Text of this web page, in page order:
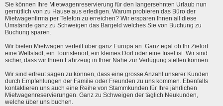
Sie können Ihre Mietwagenreservierung für den langersehnten Urlaub nun
gemütlich von zu Hause aus erledigen. Warum probieren das Büro der
Mietwagenfirma per Telefon zu erreichen? Wir ersparen Ihnen all diese
Umstände ganz zu Schweigen das Bargeld welches Sie von Buchung zu
Buchung sparen.
Wir bieten Mietwagen verteilt über ganz Europa an. Ganz egal ob Ihr Zielort
eine Weltstadt, ein Touristenort, ein kleines Dorf oder eine Insel ist. Wir sind
sicher, dass wir Ihnen Fahrzeug in Ihrer Nähe zur Verfügung stellen können.
Wir sind erfreut sagen zu können, dass eine grosse Anzahl unserer Kunden
durch Empfehlungen der Familie oder Freunden zu uns kommen. Ebenfalls
kontaktieren uns auch eine Reihe von Stammkunden für Ihre jährlichen
Mietwagenreservierungen. Ganz zu Schweigen der täglich Neukunden,
welche über uns buchen.